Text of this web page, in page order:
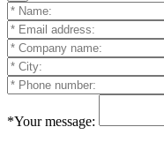
*Your message: